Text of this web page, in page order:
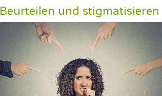
Beurteilen und